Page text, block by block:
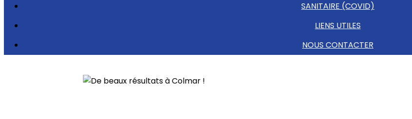
SANITAIRE (COVID)
LIENS UTILES
NOUS CONTACTER